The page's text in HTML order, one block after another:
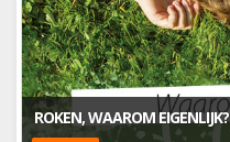
ROKEN, WAAROM EIGENLIJK?